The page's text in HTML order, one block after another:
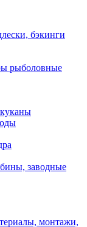
бэкинги
рыболовные
заводные
монтажи,